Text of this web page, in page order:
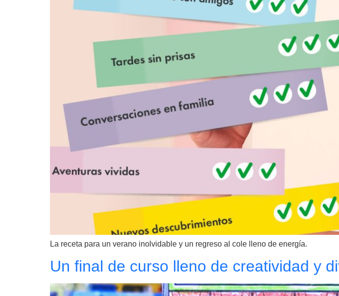
La receta para un verano inolvidable y un regreso al cole lleno de energía.
Un final de curso lleno de creatividad y